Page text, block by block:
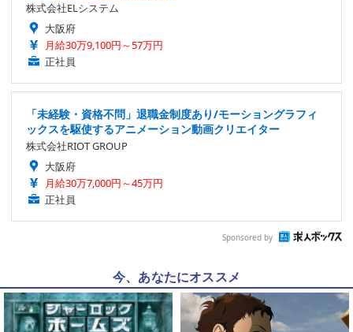
株式会社ELシステム
大阪府
月給30万9,100円～57万円
正社員
「未経験・資格不問」退職金制度あり/モーショングラフィ
ックスを駆使するアニメーション動画クリエイター
株式会社RIOT GROUP
大阪府
月給30万7,000円～45万円
正社員
Sponsored by
今、あなたにオススメ